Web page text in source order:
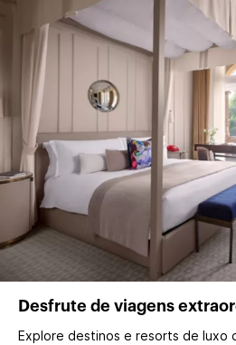
Desfrute de viagens
Explore destinos e resorts de luxo